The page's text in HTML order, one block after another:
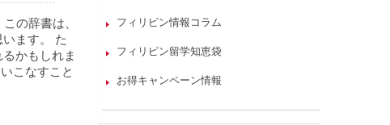
の辞書は、
ます。 た
かもしれま
こなすこと
フィリピン情報コラム
フィリピン留学知恵袋
お得キャンペーン情報